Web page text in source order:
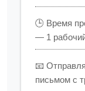
🕒 Время
— 1
📧
письмом с